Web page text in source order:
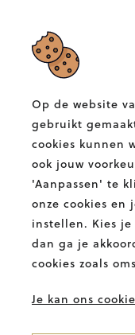
Op de website
gebruikt
cookies kunnen
ook jouw
'Aanpassen' te
onze cookies en
instellen. Kies je
dan ga je
cookies zoals
Je kan ons